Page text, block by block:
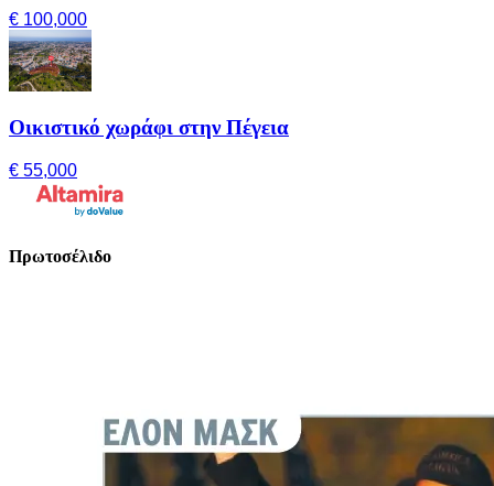
€ 100,000
Οικιστικό χωράφι στην Πέγεια
€ 55,000
Πρωτοσέλιδο